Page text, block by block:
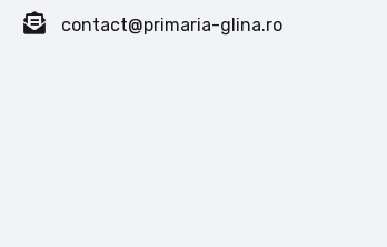
contact@primaria-glina.ro